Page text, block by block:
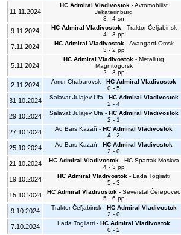
11.11.2024
HC Admiral Vladivostok - Avtomobilist
Jekaterinburg
3 - 4 sn
9.11.2024 HC Admiral Vladivostok- Traktor Čeľjabinsk
4 - 3 pp
7.11.2024 HC Admiral Vladivostok- Avangard Omsk
3 - 2 pp
5.11.2024
HC Admiral Vladivostok - Metallurg
Magnitogorsk
2 - 3 pp
2.11.2024 Amur Chabarovsk - HC Admiral Vladivostok
0 - 5
31.10.2024 Salavat Julajev Ufa - HC Admiral Vladivostok
2 - 4
29.10.2024 Salavat Julajev Ufa - HC Admiral Vladivostok
2 - 1
27.10.2024 Aq Bars Kazaň - HC Admiral Vladivostok
4 - 2
25.10.2024 Aq Bars Kazaň - HC Admiral Vladivostok
2 - 0
21.10.2024 HC Admiral Vladivostok- HC Spartak Moskva
4 - 3 pp
19.10.2024 HC Admiral Vladivostok - Lada Togliatti
5 - 3
15.10.2024 HC Admiral Vladivostok - Severstal Čerepovec
5 - 6 pp
9.10.2024 Traktor Čeľjabinsk - HC Admiral Vladivostok
2 - 0
7.10.2024 Lada Togliatti - HC Admiral Vladivostok
0 - 2